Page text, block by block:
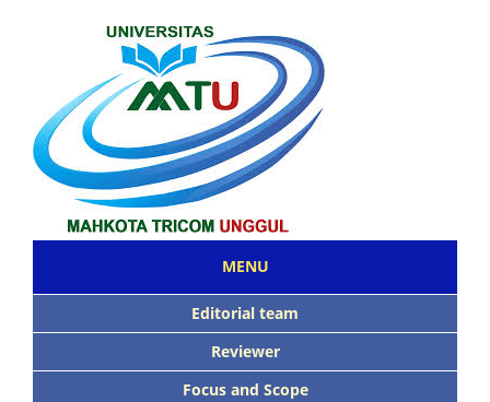
MENU
Editorial team
Reviewer
Focus and Scope